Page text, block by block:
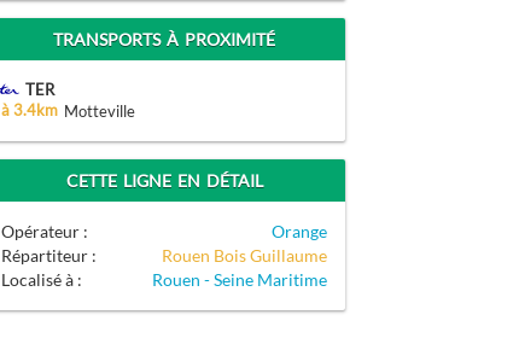
TRANSPORTS À PROXIMITÉ
TER
à 3.4km Motteville
CETTE LIGNE EN DÉTAIL
Opérateur :
Orange
Répartiteur :
Rouen Bois Guillaume
Localisé à :
Rouen - Seine Maritime